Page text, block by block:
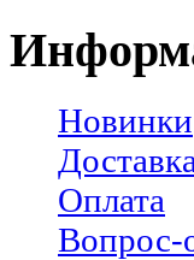
Новинки
Доставка
Оплата
Вопрос-